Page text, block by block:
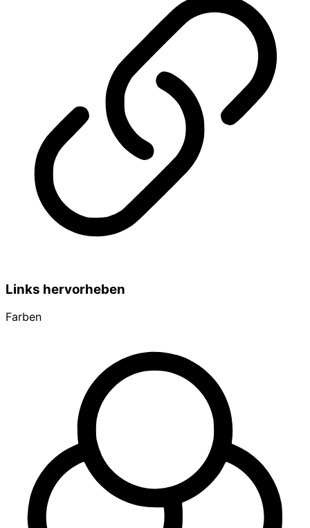
Links hervorheben
Farben